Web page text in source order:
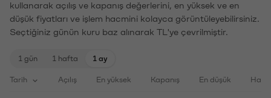
kullanarak açılış ve kapanış değerlerini, en yüksek ve en
düşük fiyatları ve işlem hacmini kolayca görüntüleyebilirsiniz.
Seçtiğiniz günün kuru baz alınarak TL'ye çevrilmiştir.
1 gün 1 hafta 1 ay
Tarih Açılış En yüksek Kapanış En düşük